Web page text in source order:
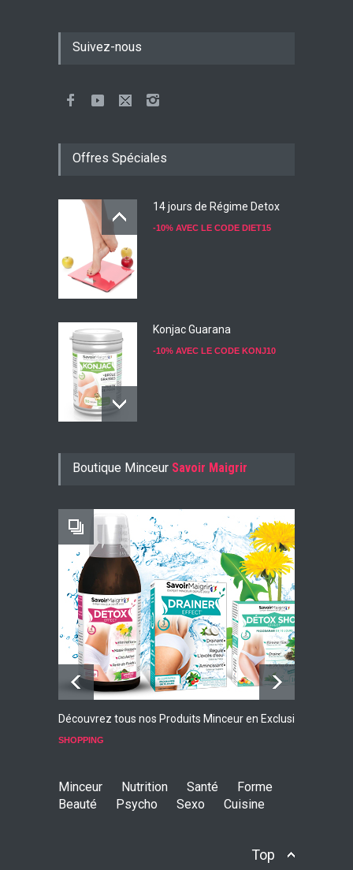
Suivez-nous
Offres Spéciales
14 jours de Régime Detox
-10% AVEC LE CODE DIET15
Konjac Guarana
-10% AVEC LE CODE KONJ10
GRATUIT
Retrouvez nos Magazines
1 N° OFFERT
Boutique Minceur Savoir Maigrir
Découvrez tous nos Produits Minceur en Exclusivité
SHOPPING
Minceur Nutrition Santé
Forme
Beauté
Psycho Sexo Cuisine
Top